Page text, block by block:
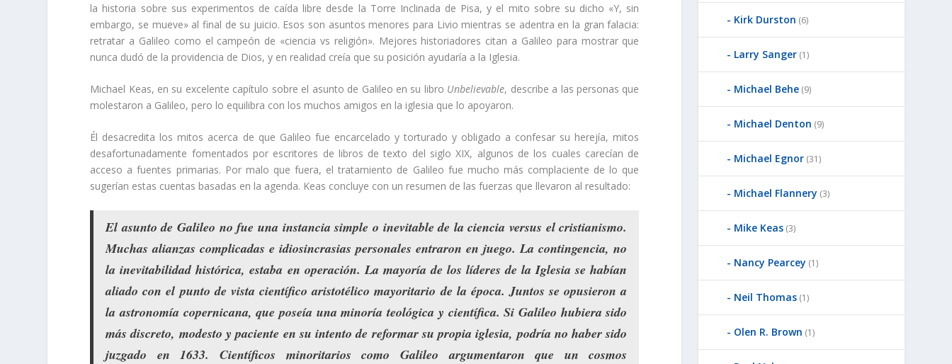
la historia sobre sus experimentos de caída libre desde la Torre Inclinada de Pisa, y el mito sobre su dicho «Y, sin
embargo, se mueve» al final de su juicio. Esos son asuntos menores para Livio mientras se adentra en la gran falacia:
retratar a Galileo como el campeón de «ciencia vs religión». Mejores historiadores citan a Galileo para mostrar que
nunca dudó de la providencia de Dios, y en realidad creía que su posición ayudaría a la Iglesia.
Michael Keas, en su excelente capítulo sobre el asunto de Galileo en su libro Unbelievable, describe a las personas que
molestaron a Galileo, pero lo equilibra con los muchos amigos en la iglesia que lo apoyaron.
Él desacredita los mitos acerca de que Galileo fue encarcelado y torturado y obligado a confesar su herejía, mitos
desafortunadamente fomentados por escritores de libros de texto del siglo XIX, algunos de los cuales carecían de
acceso a fuentes primarias. Por malo que fuera, el tratamiento de Galileo fue mucho más complaciente de lo que
sugerían estas cuentas basadas en la agenda. Keas concluye con un resumen de las fuerzas que llevaron al resultado:
El asunto de Galileo no fue una instancia simple o inevitable de la ciencia versus el cristianismo.
Muchas alianzas complicadas e idiosincrasias personales entraron en juego. La contingencia, no
la inevitabilidad histórica, estaba en operación. La mayoría de los líderes de la Iglesia se habían
aliado con el punto de vista científico aristotélico mayoritario de la época. Juntos se opusieron a
la astronomía copernicana, que poseía una minoría teológica y científica. Si Galileo hubiera sido
más discreto, modesto y paciente en su intento de reformar su propia iglesia, podría no haber sido
juzgado en 1633. Científicos minoritarios como Galileo argumentaron que un cosmos
Kirk Durston (6)
Larry Sanger (1)
Michael Behe (9)
Michael Denton (9)
Michael Egnor (31)
Michael Flannery (3)
Mike Keas (3)
Nancy Pearcey (1)
Neil Thomas (1)
Olen R. Brown (1)